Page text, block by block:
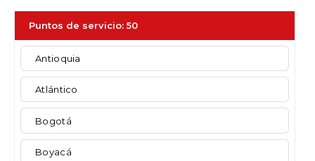
Puntos de servicio: 50
Antioquia
Atlántico
Bogotá
Boyacá